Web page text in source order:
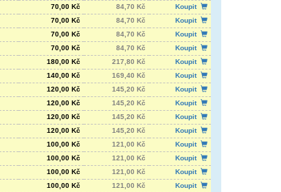
70,00 Kč 84,70 Kč
Koupit
70,00 Kč 84,70 Kč
Koupit
70,00 Kč 84,70 Kč
Koupit
70,00 Kč 84,70 Kč
Koupit
180,00 Kč 217,80 Kč
Koupit
140,00 Kč 169,40 Kč
Koupit
120,00 Kč 145,20 Kč
Koupit
120,00 Kč 145,20 Kč
Koupit
120,00 Kč 145,20 Kč
Koupit
120,00 Kč 145,20 Kč
Koupit
100,00 Kč 121,00 Kč
Koupit
100,00 Kč 121,00 Kč
Koupit
100,00 Kč 121,00 Kč
Koupit
100,00 Kč 121,00 Kč
Koupit